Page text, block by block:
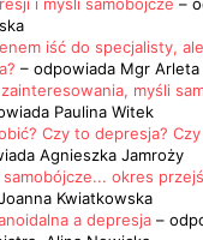
iść do specjalisty,
– odpowiada Mgr Arleta
myśli
Paulina Witek
Czy to depresja?
Agnieszka Jamroży
okres
Kwiatkowska
a depresja –